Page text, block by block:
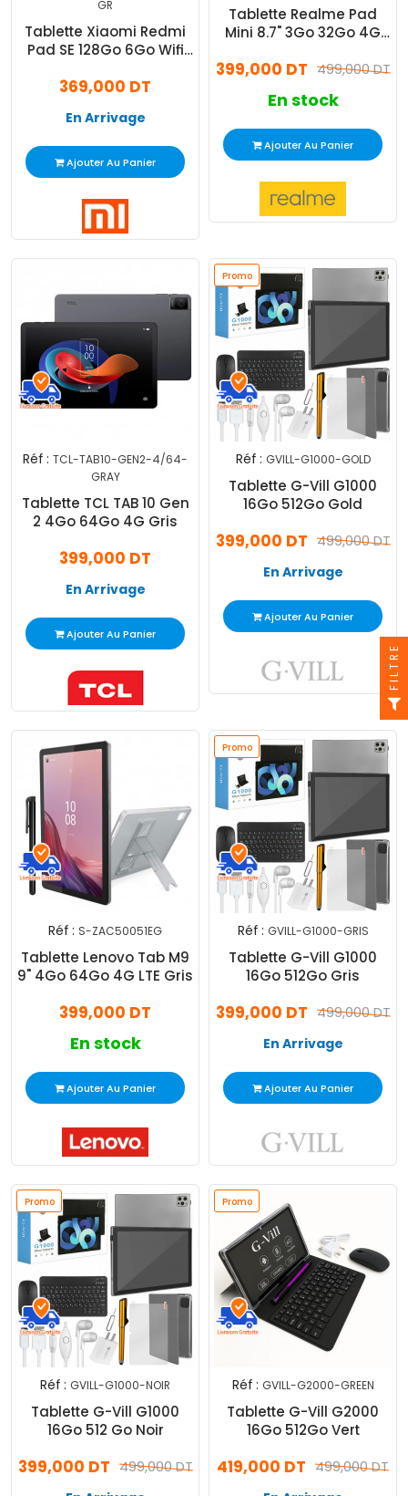
GR
Tablette Xiaomi Redmi
Pad SE 128Go 6Go Wifi
369,000 DT
En Arrivage
Ajouter Au Panier
Tablette Realme Pad
Mini 8.7" 3Go 32Go 4G
499,000 DT
399,000 DT
En stock
Ajouter Au Panier
Réf : TCL-TAB10-GEN2-4/64-
GRAY
Tablette TCL TAB 10 Gen
2 4Go 64Go 4G Gris
399,000 DT
En Arrivage
Ajouter Au Panier
Promo
Réf : GVILL-G1000-GOLD
Tablette G-Vill G1000
16Go 512Go Gold
499,000 DT
399,000 DT
En Arrivage
Ajouter Au Panier
Réf : S-ZAC50051EG
Tablette Lenovo Tab M9
9" 4Go 64Go 4G LTE Gris
399,000 DT
En stock
Ajouter Au Panier
Promo
Réf : GVILL-G1000-GRIS
Tablette G-Vill G1000
16Go 512Go Gris
499,000 DT
399,000 DT
En Arrivage
Ajouter Au Panier
Promo
Réf : GVILL-G1000-NOIR
Tablette G-Vill G1000
16Go 512 Go Noir
499,000 DT
399,000 DT
Promo
Réf : GVILL-G2000-GREEN
Tablette G-Vill G2000
16Go 512Go Vert
499,000 DT
419,000 DT
FILTRE